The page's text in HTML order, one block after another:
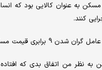
به عنوان کالایی بود که
کنند.
نظر من اتفاق بدی که افتاده